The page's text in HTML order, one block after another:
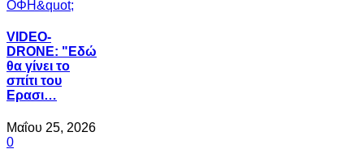
VIDEO-
DRONE: "Εδώ
θα γίνει το
σπίτι του
Ερασι…
Μαΐου 25, 2026
0